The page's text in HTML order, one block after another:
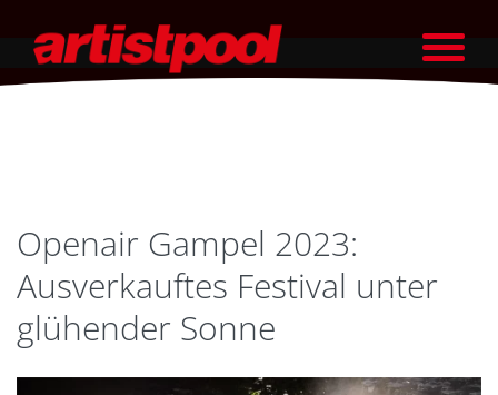
Openair Gampel 2023:
Ausverkauftes Festival unter
glühender Sonne